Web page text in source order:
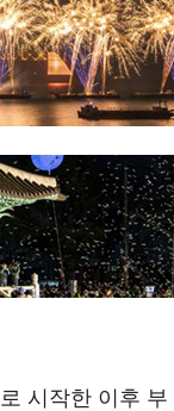
시작한 이후 부